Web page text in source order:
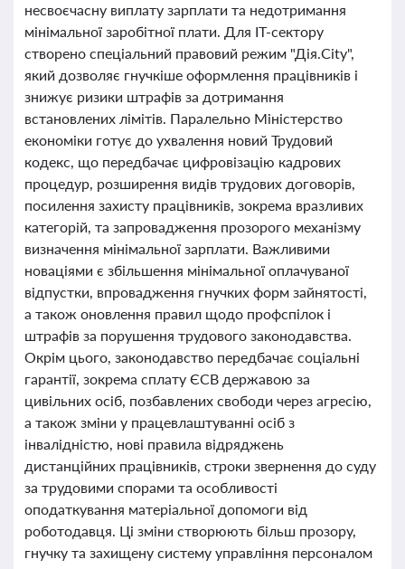
несвоєчасну виплату зарплати та недотримання
мінімальної заробітної плати. Для ІТ-сектору
створено спеціальний правовий режим "Дія.City",
який дозволяє гнучкіше оформлення працівників і
знижує ризики штрафів за дотримання
встановлених лімітів. Паралельно Міністерство
економіки готує до ухвалення новий Трудовий
кодекс, що передбачає цифровізацію кадрових
процедур, розширення видів трудових договорів,
посилення захисту працівників, зокрема вразливих
категорій, та запровадження прозорого механізму
визначення мінімальної зарплати. Важливими
новаціями є збільшення мінімальної оплачуваної
відпустки, впровадження гнучких форм зайнятості,
а також оновлення правил щодо профспілок і
штрафів за порушення трудового законодавства.
Окрім цього, законодавство передбачає соціальні
гарантії, зокрема сплату ЄСВ державою за
цивільних осіб, позбавлених свободи через агресію,
а також зміни у працевлаштуванні осіб з
інвалідністю, нові правила відряджень
дистанційних працівників, строки звернення до суду
за трудовими спорами та особливості
оподаткування матеріальної допомоги від
роботодавця. Ці зміни створюють більш прозору,
гнучку та захищену систему управління персоналом